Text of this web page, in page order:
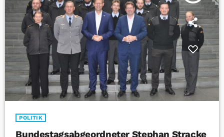
POLITIK
Bundestagsabgeordneter Stephan Stracke